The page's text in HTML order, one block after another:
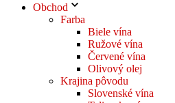
Obchod
Farba
Biele vína
Ružové vína
Červené vína
Olivový olej
Krajina pôvodu
Slovenské vína